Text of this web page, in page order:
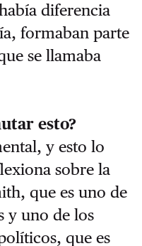
diferencia
formaban parte
se llamaba
esto?
y esto lo
sobre la
que es uno de
y uno de los
que es